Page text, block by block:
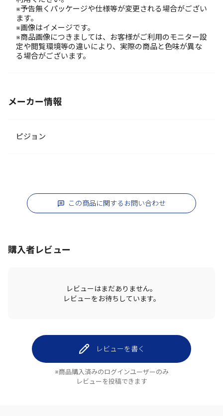
※予告無くパッケージや仕様等が変更される場合がござい
ます。
※画像はイメージです。
※商品画像につきましては、お客様がご利用のモニター設
定や閲覧環境等の違いにより、実際の商品と色味が異な
る場合がございます。
メーカー情報
ピジョン
この商品に関するお問い合わせ
購入者レビュー
レビューはまだありません。
レビューをお待ちしています。
レビューを書く
※商品購入済みのログインユーザーのみ
レビューを投稿できます